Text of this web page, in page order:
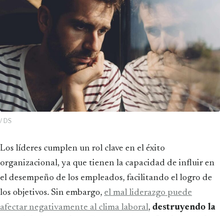
/ DS
Los líderes cumplen un rol clave en el éxito
organizacional, ya que tienen la capacidad de influir en
el desempeño de los empleados, facilitando el logro de
los objetivos. Sin embargo, el mal liderazgo puede
afectar negativamente al clima laboral, destruyendo la